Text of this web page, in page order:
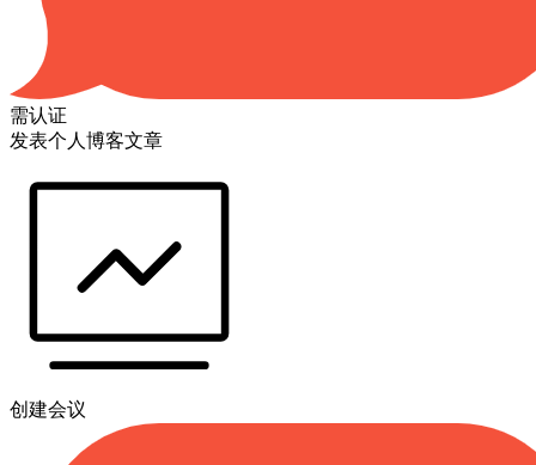
需认证
发表个人博客文章
创建会议